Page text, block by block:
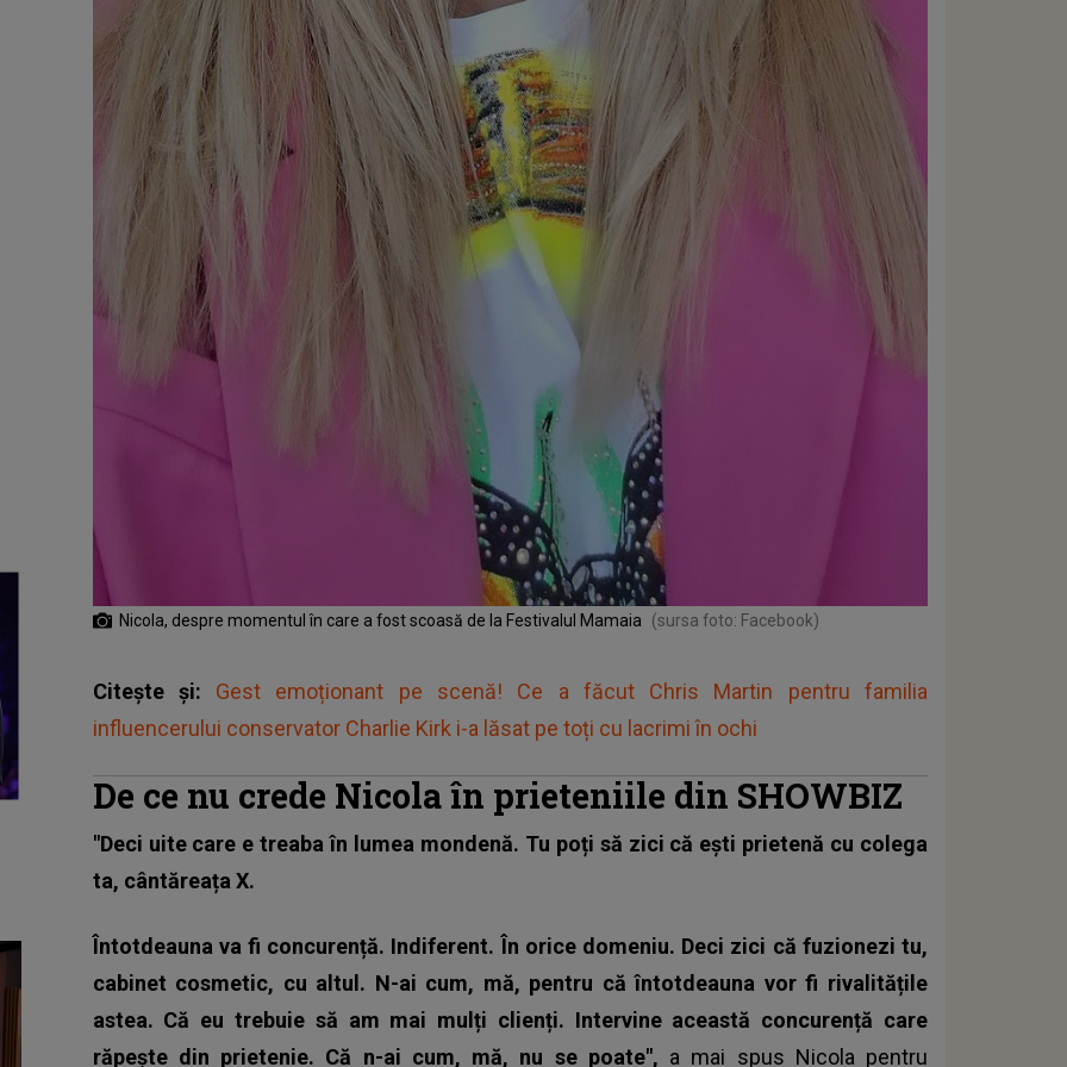
Nicola, despre momentul în care a fost scoasă de la Festivalul Mamaia (sursa foto: Facebook)
Citește și: Gest emoționant pe scenă! Ce a făcut Chris Martin pentru familia
influencerului conservator Charlie Kirk i-a lăsat pe toți cu lacrimi în ochi
De ce nu crede Nicola în prieteniile din SHOWBIZ
"Deci uite care e treaba în lumea mondenă. Tu poți să zici că ești prietenă cu colega
ta, cântăreața X.
Întotdeauna va fi concurență. Indiferent. În orice domeniu. Deci zici că fuzionezi tu,
cabinet cosmetic, cu altul. N-ai cum, mă, pentru că întotdeauna vor fi rivalitățile
astea. Că eu trebuie să am mai mulți clienți. Intervine această concurență care
răpește din prietenie. Că n-ai cum, mă, nu se poate", a mai spus Nicola pentru